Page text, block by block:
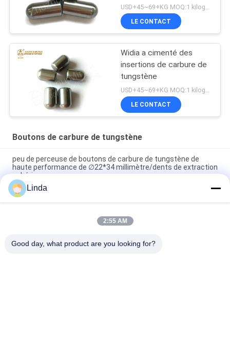
LE CONTACT
Widia a cimenté des
insertions de carbure de
tungstène
USD+45~69+KG MOQ:1 kilogramme
LE CONTACT
Boutons de carbure de tungstène
peu de perceuse de boutons de carbure de tungstène de
haute performance de ∅22*34 millimètre/dents de extraction
sphériques
Insertion outil par pastilles de carbure de tungstène de Dth
pour le matériel dur de perceuse de charbonnage
peu principal rond d'astuces d'insertion de bouton de carbure
Linda
2:55 AM
Good day, what product are you looking for?